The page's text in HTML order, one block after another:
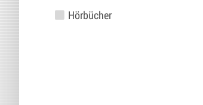
Hörbücher